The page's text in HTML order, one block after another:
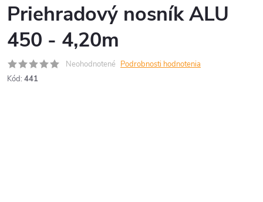
Priehradový nosník ALU
450 - 4,20m
Neohodnotené Podrobnosti hodnotenia
Kód: 441